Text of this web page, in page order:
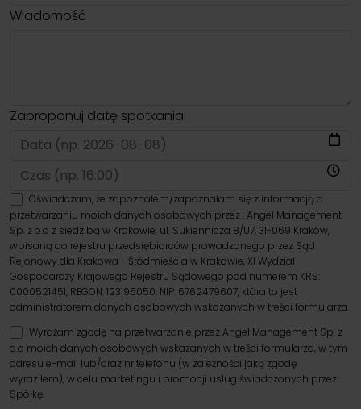
Wiadomość
Zaproponuj datę spotkania
Oświadczam, że zapoznałem/zapoznałam się z informacją o
przetwarzaniu moich danych osobowych przez : Angel Management
Sp. z o.o z siedzibą w Krakowie, ul. Sukiennicza 8/U7, 31-069 Kraków,
wpisaną do rejestru przedsiębiorców prowadzonego przez Sąd
Rejonowy dla Krakowa - Śródmieścia w Krakowie, XI Wydział
Gospodarczy Krajowego Rejestru Sądowego pod numerem KRS:
0000521451, REGON: 123195050, NIP: 6762479607, która to jest
administratorem danych osobowych wskazanych w treści formularza.
Wyrażam zgodę na przetwarzanie przez Angel Management Sp. z
o.o moich danych osobowych wskazanych w treści formularza, w tym
adresu e-mail lub/oraz nr telefonu (w zależności jaką zgodę
wyraziłem), w celu marketingu i promocji usług świadczonych przez
Spółkę.